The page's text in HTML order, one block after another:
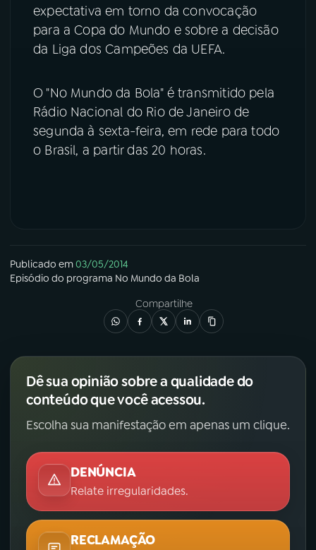
Instagram
TikTok
expectativa em torno da convocação
para a Copa do Mundo e sobre a decisão
da Liga dos Campeões da UEFA.
O "No Mundo da Bola" é transmitido pela
Rádio Nacional do Rio de Janeiro de
segunda à sexta-feira, em rede para todo
o Brasil, a partir das 20 horas.
Publicado em03/05/2014
Episódio do programa No Mundo da Bola
Compartilhe
Dê sua opinião sobre a qualidade do
conteúdo que você acessou.
Escolha sua manifestação em apenas um clique.
DENÚNCIA
Relate irregularidades.
RECLAMAÇÃO